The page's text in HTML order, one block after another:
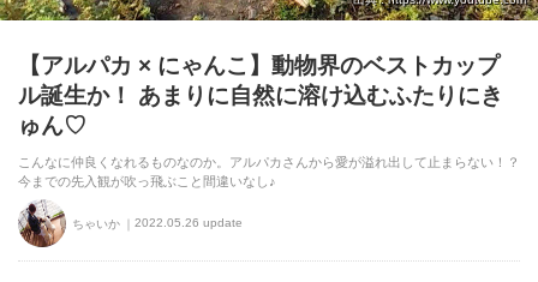
【アルパカ × にゃんこ】動物界のベストカップ
ル誕生か！ あまりに自然に溶け込むふたりにき
ゅん♡
こんなに仲良くなれるものなのか。アルパカさんから愛が溢れ出して止まらない！？
今までの先入観が吹っ飛ぶこと間違いなし♪
ちゃいか 2022.05.26 update